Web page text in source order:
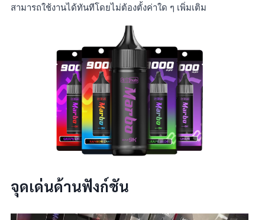
สามารถใช้งานได้ทันทีโดยไม่ต้องตั้งค่าใด ๆ เพิ่มเติม
จุดเด่นด้านฟังก์ชัน